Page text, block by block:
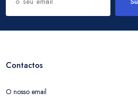
Contactos
O nosso email